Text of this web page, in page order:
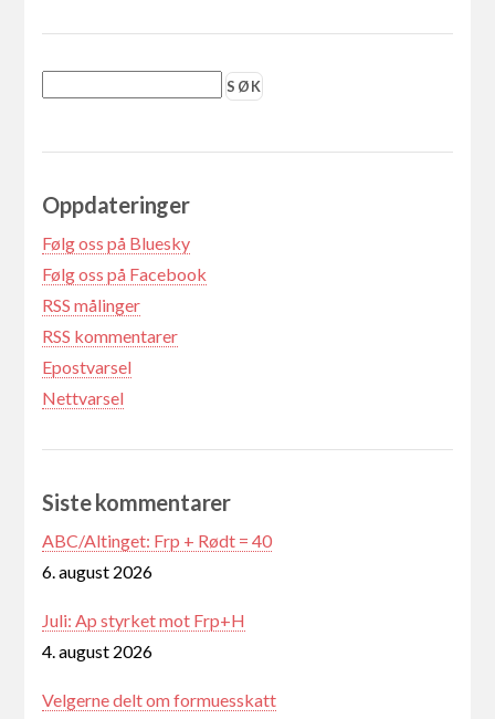
Oppdateringer
Følg oss på Bluesky
Følg oss på Facebook
RSS målinger
RSS kommentarer
Epostvarsel
Nettvarsel
Siste kommentarer
ABC/Altinget: Frp + Rødt = 40
6. august 2026
Juli: Ap styrket mot Frp+H
4. august 2026
Velgerne delt om formuesskatt